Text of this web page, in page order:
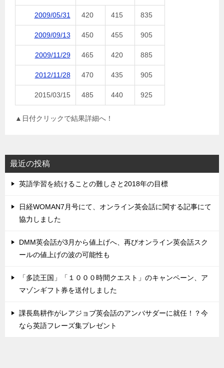
2009/05/31 420 415 835
2009/09/13 450 455 905
2009/11/29 465 420 885
2012/11/28 470 435 905
2015/03/15 485 440 925
▲日付クリックで結果詳細へ！
最近の投稿
英語学習を続けることの難しさと2018年の目標
日経WOMAN7月号にて、オンライン英会話に関する記事にて
協力しました
DMM英会話が3月から値上げへ、再びオンライン英会話スク
ールの値上げの波の可能性も
「多読王国」「１０００時間クエスト」のキャンペーン、ア
マゾンギフト券を送付しました
課長島耕作がレアジョブ英会話のアンバサダーに就任！？今
なら英語フレーズ集プレゼント